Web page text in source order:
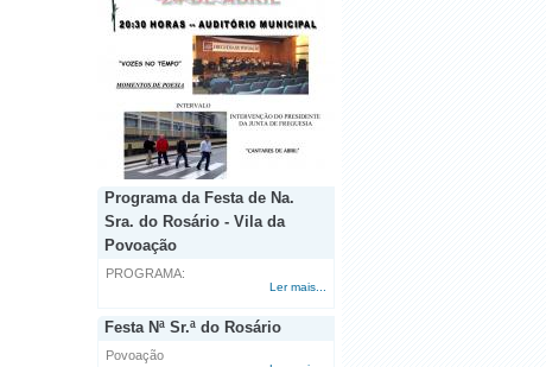
Programa da Festa de Na.
Sra. do Rosário - Vila da
Povoação
PROGRAMA:
Ler mais...
Festa Nª Sr.ª do Rosário
Povoação